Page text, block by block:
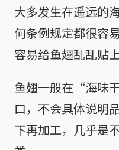
大多发生在遥远的
何条例规定都很容
容易给鱼翅乱乱贴
鱼翅一般在“海味
口，不会具体说明
下再加工，几乎是